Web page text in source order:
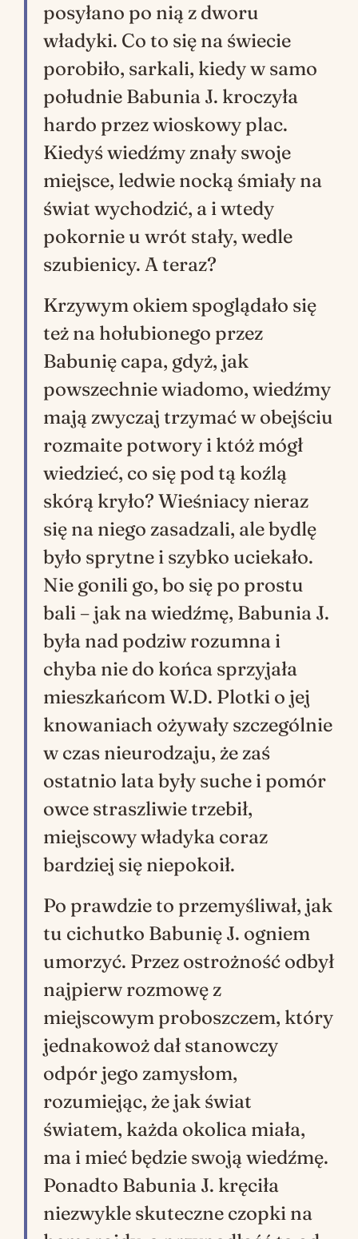
posyłano po nią z dworu
władyki. Co to się na świecie
porobiło, sarkali, kiedy w samo
południe Babunia J. kroczyła
hardo przez wioskowy plac.
Kiedyś wiedźmy znały swoje
miejsce, ledwie nocką śmiały na
świat wychodzić, a i wtedy
pokornie u wrót stały, wedle
szubienicy. A teraz?
Krzywym okiem spoglądało się
też na hołubionego przez
Babunię capa, gdyż, jak
powszechnie wiadomo, wiedźmy
mają zwyczaj trzymać w obejściu
rozmaite potwory i któż mógł
wiedzieć, co się pod tą koźlą
skórą kryło? Wieśniacy nieraz
się na niego zasadzali, ale bydlę
było sprytne i szybko uciekało.
Nie gonili go, bo się po prostu
bali – jak na wiedźmę, Babunia J.
była nad podziw rozumna i
chyba nie do końca sprzyjała
mieszkańcom W.D. Plotki o jej
knowaniach ożywały szczególnie
w czas nieurodzaju, że zaś
ostatnio lata były suche i pomór
owce straszliwie trzebił,
miejscowy władyka coraz
bardziej się niepokoił.
Po prawdzie to przemyśliwał, jak
tu cichutko Babunię J. ogniem
umorzyć. Przez ostrożność odbył
najpierw rozmowę z
miejscowym proboszczem, który
jednakowoż dał stanowczy
odpór jego zamysłom,
rozumiejąc, że jak świat
światem, każda okolica miała,
ma i mieć będzie swoją wiedźmę.
Ponadto Babunia J. kręciła
niezwykle skuteczne czopki na